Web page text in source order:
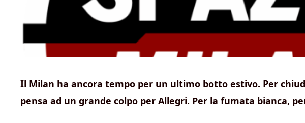
Il Milan ha ancora tempo per un ultimo botto estivo. Per
pensa ad un grande colpo per Allegri. Per la fumata bianca,